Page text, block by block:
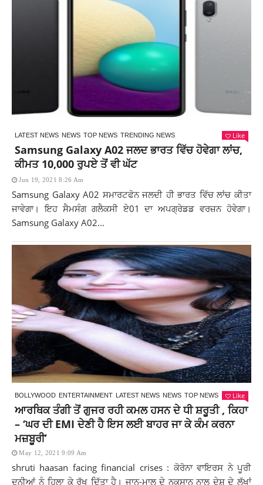
LATEST NEWS NEWS TOP NEWS TRENDING NEWS Like
Samsung Galaxy A02 ਜਲਦ ਭਾਰਤ ਵਿੱਚ ਹੋਵੇਗਾ ਲਾਂਚ,
ਕੀਮਤ 10,000 ਰੁਪਏ ਤੋਂ ਵੀ ਘੱਟ
Jun 19, 2021 8:26 Am
Samsung Galaxy A02 ਸਮਾਰਟਫੋਨ ਜਲਦੀ ਹੀ ਭਾਰਤ ਵਿੱਚ ਲਾਂਚ ਕੀਤਾ
ਜਾਵੇਗਾ। ਇਹ ਸੈਮਸੰਗ ਗਲੈਕਸੀ ਏ01 ਦਾ ਅਪਗ੍ਰੇਡਡ ਵਰਜ਼ਨ ਹੋਵੇਗਾ।
Samsung Galaxy A02...
BOLLYWOOD ENTERTAINMENT LATEST NEWS NEWS TOP NEWS Like
ਆਰਥਿਕ ਤੰਗੀ ਤੋਂ ਗੁਜਰ ਰਹੀ ਕਮਲ ਹਸਨ ਦੇ ਧੀ ਸ਼ਰੂਤੀ , ਕਿਹਾ
– ‘ਘਰ ਦੀ EMI ਦੇਣੀ ਹੈ ਇਸ ਲਈ ਬਾਹਰ ਜਾ ਕੇ ਕੰਮ ਕਰਨਾ
ਮਜ਼ਬੂਰੀ’
May 12, 2021 9:09 Am
shruti haasan facing financial crises : ਕੋਰੋਨਾ ਵਾਇਰਸ ਨੇ ਪੂਰੀ
ਦੁਨੀਆਂ ਨੂੰ ਹਿਲਾ ਕੇ ਰੱਖ ਦਿੱਤਾ ਹੈ। ਜਾਨ-ਮਾਲ ਦੇ ਨੁਕਸਾਨ ਨਾਲ ਦੇਸ਼ ਦੇ ਲੱਖਾਂ